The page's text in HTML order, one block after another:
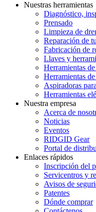
Nuestras herramientas
Diagnóstico,
Prensado
Limpieza de
Reparación de
Fabricación de
Llaves y
Herramientas
Herramientas
Aspiradoras
Herramientas
Nuestra empresa
Acerca de
Noticias
Eventos
RIDGID Gear
Portal de
Enlaces rápidos
Inscripción del
Servicentros y
Avisos de
Patentes
Dónde comprar